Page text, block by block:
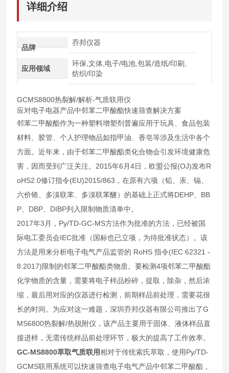
详细介绍
品牌
乔邦仪器
应用领域
环保,文体,电子/电池,包装/造纸/印刷,
纺织/印染
GCMS8800热裂解/解析-气质联用仪
应对电子电器产品中邻苯二甲酸酯快速筛查解决方案
邻苯二甲酸酯作为一种塑料增塑剂普遍应用于玩具、食品包装
材料、胶管、个人护理物品如指甲油、香皂等涉及生活中各个
方面。近年来，由于邻苯二甲酸酯类化合物会引发环境健康危
害，因而受到广泛关注。2015年6月4日，欧盟公报(OJ)发布R
oHS2.0修订指令(EU)2015/863，在原有六项（铅、汞、镉、
六价铬、多溴联苯、多溴联苯醚）的基础上正式将DEHP、BB
P、DBP、DIBP列入限制物质清单中。
2017年3月，Py/TD-GC-MS方法作为批准的方法，已经被国
际电工委员会IEC批准（国标也已立项，为待批准状态）。该
方法是用来分析电子电气产品监管的 RoHS 指令(IEC 62321 -
8:2017)限制的邻苯二甲酸酯类物质。要检测4项邻苯二甲酸酯
化学物质的含量，需要将电子样品粉碎，提取，除杂，然后浓
缩，最后用对应的仪器进行检测，前期样品前处理，需要花很
长的时间。为应对这一难题，深圳乔邦仪器有限公司推出了G
MS6800热裂解/热脱附仪，该产品主要用于固体、液体样品直
接进样，无需传统样品前处理环节，极大的提高了工作效率。
GC-MS8800萃取气质联用相对于传统索氏萃取，使用Py/TD-
GCMS联用系统可以快速筛查电子电气产品中邻苯二甲酸酯，